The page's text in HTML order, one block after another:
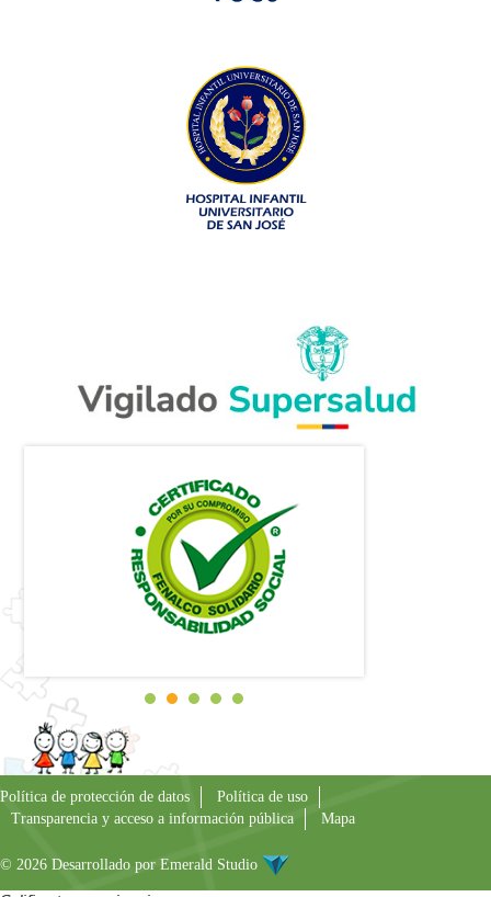
Política de protección de datos
Política de uso
Transparencia y acceso a información pública
Mapa
© 2026 Desarrollado por Emerald Studio